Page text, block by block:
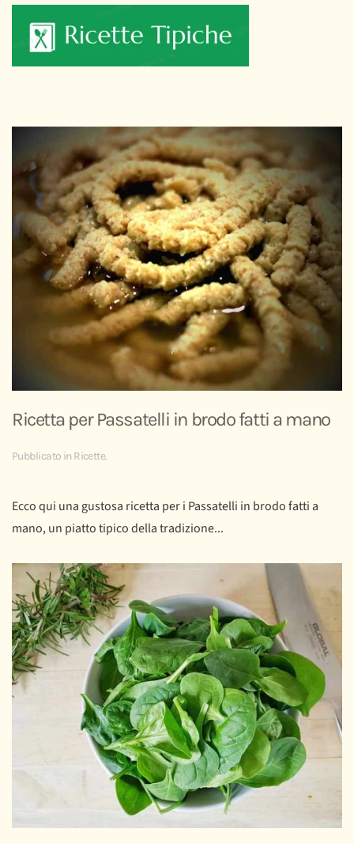
Skip to main content
Ricetta per Passatelli in brodo fatti a mano
Pubblicato in Ricette.
Ecco qui una gustosa ricetta per i Passatelli in brodo fatti a
mano, un piatto tipico della tradizione...